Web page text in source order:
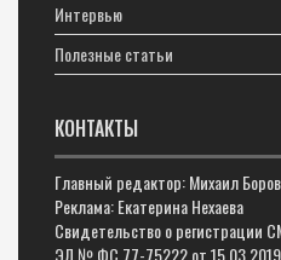
Интервью
Полезные статьи
КОНТАКТЫ
Главный редактор: Михаил
Реклама: Екатерина Нехаева
Свидетельство о регистрации
ЭЛ № ФС 77-75222 от